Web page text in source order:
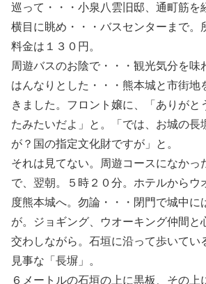
巡って・・・小泉八雲旧邸、通町筋を
横目に眺め・・・バスセンターまで。
料金は１３０円。
周遊バスのお陰で・・・観光気分を味
はんなりとした・・・熊本城と市街地
きました。フロント嬢に、「ありがと
たみたいだよ」と。「では、お城の長
が？国の指定文化財ですが」と。
それは見てない。周遊コースになかっ
で、翌朝。５時２０分。ホテルからウ
度熊本城へ。勿論・・・閉門で城中に
が。ジョギング、ウオーキング仲間と
交わしながら。石垣に沿って歩いてい
見事な「長塀」。
６メートルの石垣の上に黒板、その上